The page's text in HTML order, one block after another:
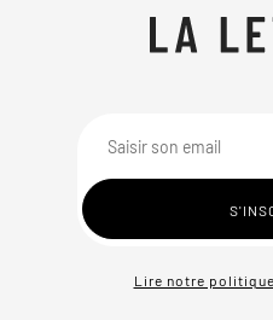
Lire notre